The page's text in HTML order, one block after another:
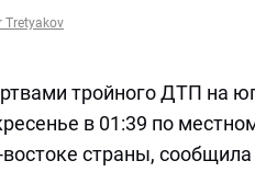
Tretyakov
тройного ДТП на
в 01:39 по
страны,